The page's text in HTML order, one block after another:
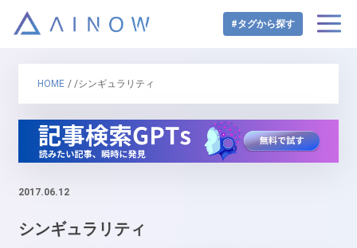
#タグから探す
HOME / /シンギュラリティ
2017.06.12
シンギュラリティ